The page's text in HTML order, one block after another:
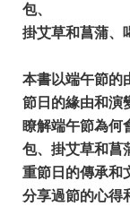
包、
掛艾草和菖蒲、
本書以端午節的
節日的緣由和演
瞭解端午節為何
包、掛艾草和菖
重節日的傳承和
分享過節的心得